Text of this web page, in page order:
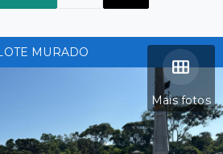
Mais fotos
MURADO